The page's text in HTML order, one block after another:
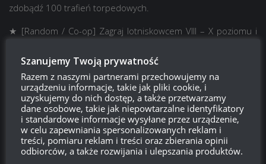
zdobądź 100 trafień torpedowych.
★ [Random / Co-op] Zagraj lotniskowcem VIII – X poziomu i
★ [Losowo] Zagraj okrętem VIII – X poziomu US, zdobądź 3
osiągnięcia bitewne w jednej grze, wygraj tę grę i bądź w
pierwszej 3 pod względem XP.
★★ [Wszystkie tryby] Zagraj w krążownik lub lotniskowcem IX
– X US i zdobądź 2000 wstęg.
★★ [Losowo] Zagraj okrętem IX-X poziomu US i zdobądź 36
Szanujemy Twoją prywatność
Razem z naszymi partnerami przechowujemy na
urządzeniu informacje, takie jak pliki cookie, i
uzyskujemy do nich dostęp, a także przetwarzamy
dane osobowe, takie jak niepowtarzalne identyfikatory
i standardowe informacje wysyłane przez urządzenie,
w celu zapewniania spersonalizowanych reklam i
treści, pomiaru reklam i treści oraz zbierania opinii
odbiorców, a także rozwijania i ulepszania produktów.